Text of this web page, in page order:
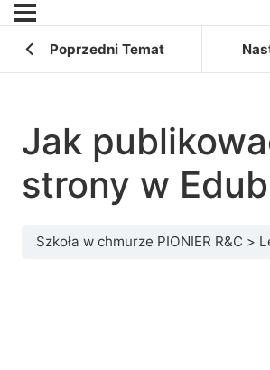
Poprzedni Temat
Jak
strony w
Szkoła w chmurze PIONIER R&C Lekcja 3: